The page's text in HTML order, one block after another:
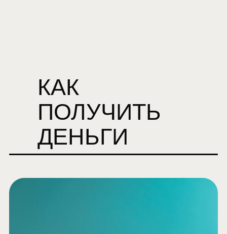
КАК
ПОЛУЧИТЬ
ДЕНЬГИ